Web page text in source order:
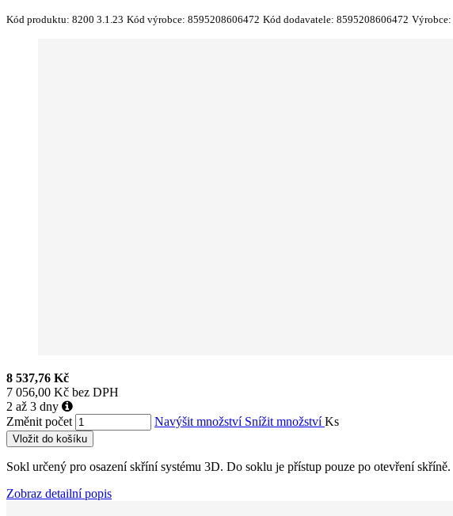
Kód produktu: 8200 3.1.23 Kód výrobce: 8595208606472 Kód dodavatele: 8595208606472 Výrobce:
8 537,76 Kč
7 056,00 Kč bez DPH
2 až 3 dny
Změnit počet
Navýšit množství Snížit množstvíKs
Vložit do košíku
Sokl určený pro osazení skříní systému 3D. Do soklu je přístup pouze po otevření skříně.
Zobraz detailní popis